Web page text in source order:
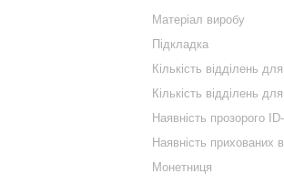
Матеріал виробу
Підкладка
Кількість відділень
Кількість відділень
Наявність прозорого
Наявність прихованих
Монетниця